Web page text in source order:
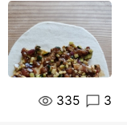
335 3